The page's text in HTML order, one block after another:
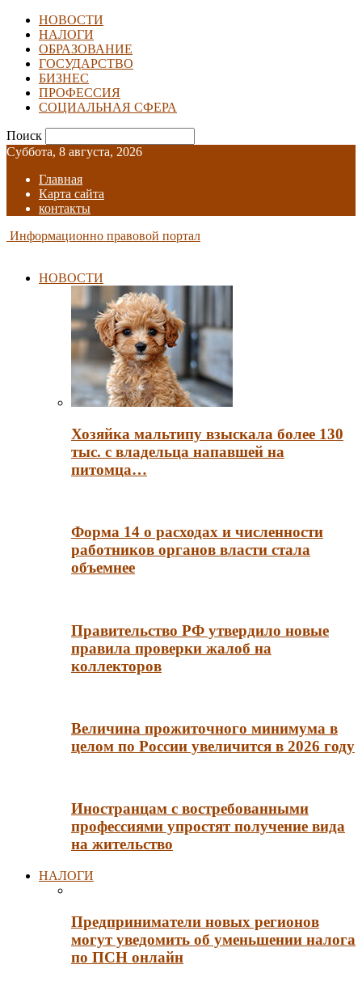
НОВОСТИ
НАЛОГИ
ОБРАЗОВАНИЕ
ГОСУДАРСТВО
БИЗНЕС
ПРОФЕССИЯ
СОЦИАЛЬНАЯ СФЕРА
Поиск
Суббота, 8 августа, 2026
Главная
Карта сайта
контакты
Информационно правовой портал
НОВОСТИ
Хозяйка мальтипу взыскала более 130
тыс. с владельца напавшей на
питомца…
Форма 14 о расходах и численности
работников органов власти стала
объемнее
Правительство РФ утвердило новые
правила проверки жалоб на
коллекторов
Величина прожиточного минимума в
целом по России увеличится в 2026 году
Иностранцам с востребованными
профессиями упростят получение вида
на жительство
НАЛОГИ
Предприниматели новых регионов
могут уведомить об уменьшении налога
по ПСН онлайн